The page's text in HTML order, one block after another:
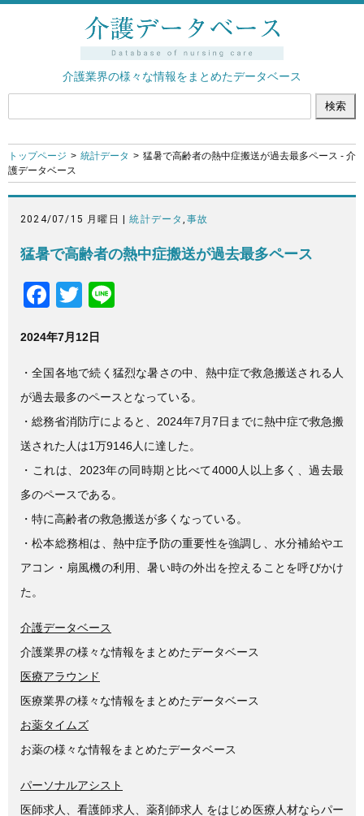
介護業界の様々な情報をまとめたデータベース
トップページ 統計データ
猛暑で高齢者の熱中症搬送が過去最多ペース - 介
護データベース
2024/07/15 月曜日 |統計データ, 事故
猛暑で高齢者の熱中症搬送が過去最多ペース
F
c
e
b
o
o
k
T
tt
er
2024年7月12日
・全国各地で続く猛烈な暑さの中、熱中症で救急搬送される人
が過去最多のペースとなっている。
・総務省消防庁によると、2024年7月7日までに熱中症で救急搬
送された人は1万9146人に達した。
・これは、2023年の同時期と比べて4000人以上多く、過去最
多のペースである。
・特に高齢者の救急搬送が多くなっている。
・松本総務相は、熱中症予防の重要性を強調し、水分補給やエ
アコン・扇風機の利用、暑い時の外出を控えることを呼びかけ
た。
介護データベース
介護業界の様々な情報をまとめたデータベース
医療アラウンド
医療業界の様々な情報をまとめたデータベース
お薬タイムズ
お薬の様々な情報をまとめたデータベース
パーソナルアシスト
医師求人、看護師求人、薬剤師求人 をはじめ医療人材ならパー